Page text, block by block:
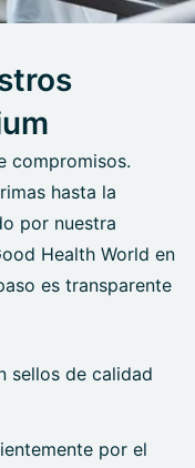
compromisos.
hasta la
por nuestra
Health World en
es transparente
sellos de calidad
por el